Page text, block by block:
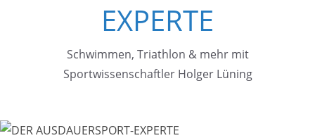
EXPERTE
Schwimmen, Triathlon & mehr mit
Sportwissenschaftler Holger Lüning